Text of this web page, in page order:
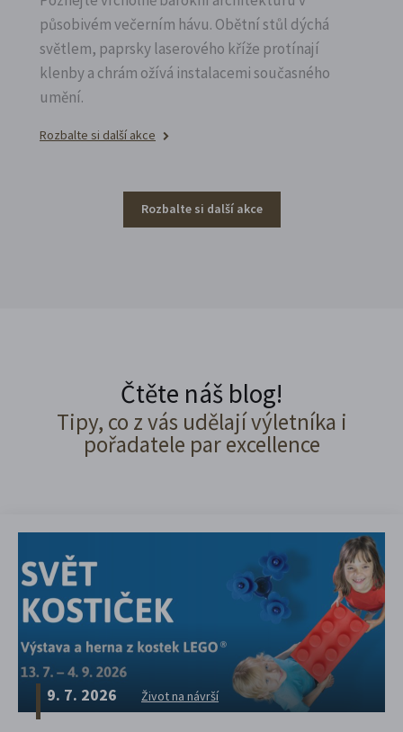
působivém večerním hávu. Obětní stůl dýchá
světlem, paprsky laserového kříže protínají
klenby a chrám ožívá instalacemi současného
umění.
Rozbalte si další akce
Rozbalte si další akce
Čtěte náš blog!
Tipy, co z vás udělají výletníka i
pořadatele par excellence
9. 7. 2026 Život na návrší